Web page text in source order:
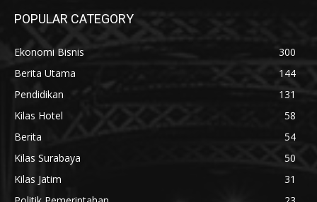
POPULAR CATEGORY
Ekonomi Bisnis
300
Berita Utama
144
Pendidikan
131
Kilas Hotel
58
Berita
54
Kilas Surabaya
50
Kilas Jatim
31